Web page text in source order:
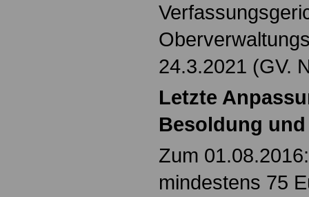
24.3.2021 (GV.
Letzte
Besoldung
Zum
mindestens 75